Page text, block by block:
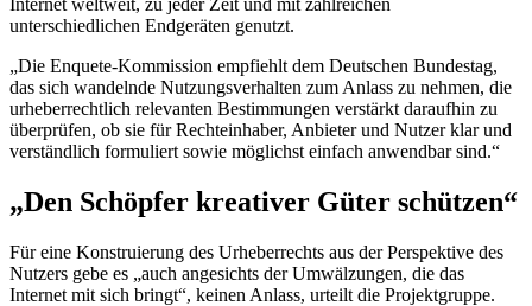
unterschiedlichen Endgeräten genutzt.
„Die Enquete-Kommission empfiehlt dem Deutschen Bundestag,
das sich wandelnde Nutzungsverhalten zum Anlass zu nehmen, die
urheberrechtlich relevanten Bestimmungen verstärkt daraufhin zu
überprüfen, ob sie für Rechteinhaber, Anbieter und Nutzer klar und
verständlich formuliert sowie möglichst einfach anwendbar sind.“
„Den Schöpfer kreativer Güter schützen“
Für eine Konstruierung des Urheberrechts aus der Perspektive des
Nutzers gebe es „auch angesichts der Umwälzungen, die das
Internet mit sich bringt“, keinen Anlass, urteilt die Projektgruppe.